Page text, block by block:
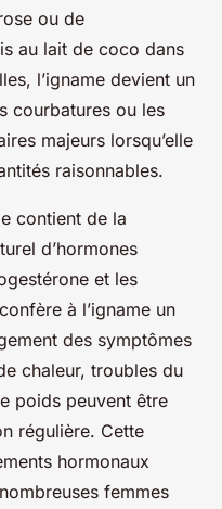
ou de
au lait de coco dans
l’igname devient un
courbatures ou les
majeurs lorsqu’elle
raisonnables.
contient de la
d’hormones
et les
à l’igname un
des symptômes
chaleur, troubles du
poids peuvent être
régulière. Cette
hormonaux
femmes